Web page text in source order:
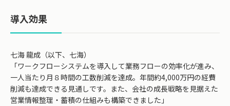
導入効果
七海 龍成（以下、七海）
「ワークフローシステムを導入して業務フローの効率化が進み、
一人当たり月８時間の工数削減を達成。年間約4,000万円の経費
削減も達成できる見通しです。また、会社の成長戦略を見据えた
営業情報整理・蓄積の仕組みも構築できました」